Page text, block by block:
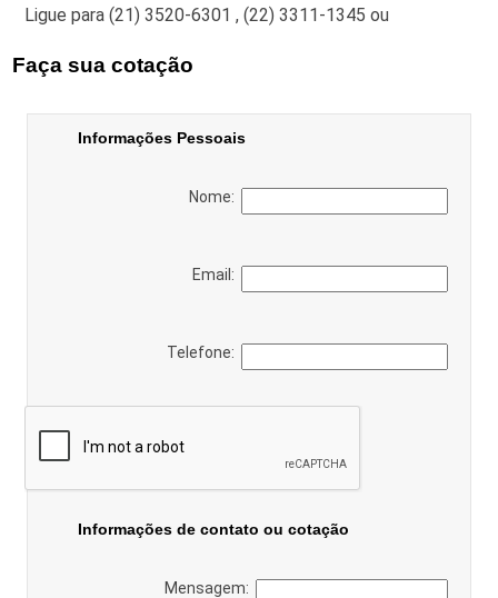
Ligue para(21) 3520-6301 ,(22) 3311-1345 ou
Faça sua cotação
Informações Pessoais
Nome:
Email:
Telefone:
Informações de contato ou cotação
Mensagem: